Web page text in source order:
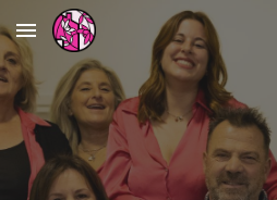
Skip to main content